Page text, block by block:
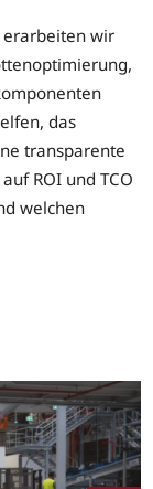
erarbeiten wir
das
transparente
ROI und TCO
welchen